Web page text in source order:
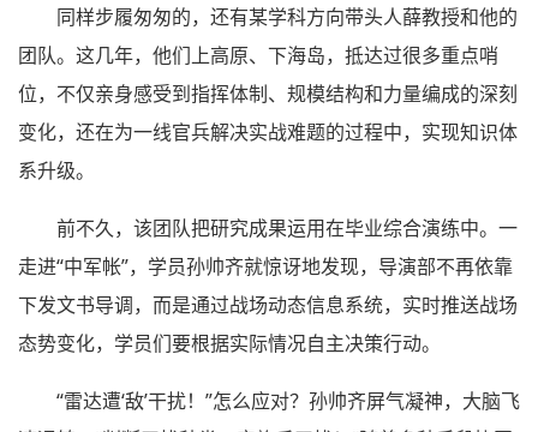
同样步履匆匆的，还有某学科方向带头人薛教授和他的
团队。这几年，他们上高原、下海岛，抵达过很多重点哨
位，不仅亲身感受到指挥体制、规模结构和力量编成的深刻
变化，还在为一线官兵解决实战难题的过程中，实现知识体
系升级。
前不久，该团队把研究成果运用在毕业综合演练中。一
走进“中军帐”，学员孙帅齐就惊讶地发现，导演部不再依靠
下发文书导调，而是通过战场动态信息系统，实时推送战场
态势变化，学员们要根据实际情况自主决策行动。
“雷达遭‘敌’干扰！”怎么应对？孙帅齐屏气凝神，大脑飞